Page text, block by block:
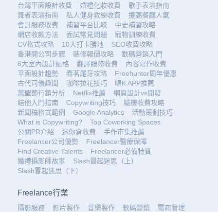
台灣平面設計收費
婚禮化妝收費
歌手表演指南
舞者表演指南
私人健身教練收費
提高餐廳人氣
會計服務收費
補習平台比較
中史補習攻略
網店收款方法
面試常見問題
寵物訓練收費
CV格式攻略
10大打卡勝地
SEO收費攻略
香港開公司步驟
裝修報價攻略
數碼營銷入門
6大室內設計風格
翻譯服務收費
內容寫作收費
平面設計趨勢
春茗尾牙攻略
Freehunter周年優惠
古代司儀趣聞
咖啡拉花技巧
唱K APP推薦
萬聖節行銷分析
Netflix推薦
網頁設計vs開發
結他入門指南
Copywriting技巧
驗樓收費攻略
新聞稿格式範例
Google Analytics
活動策劃技巧
What is Copywriting?
Top Coworking Spaces
公關PR介紹
迷你倉收費
手作市集推薦
Freelancer公司優勢
Freelancer醫療保障
Find Creative Talents
Freelancer必備特質
婚禮攝影師故事
Slash冒起迷思（上）
Slash冒起迷思（下）
Freelance行業
攝影服務 影片製作 音樂製作 數碼營銷
電商管理